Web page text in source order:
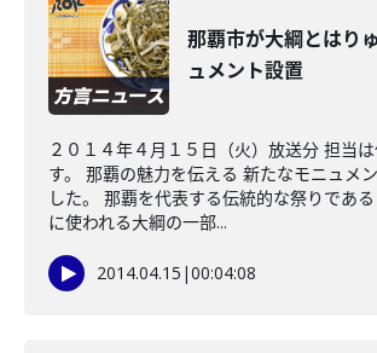
那覇市が大綱とはり
ュメント設置
２０１４年４月１５日（火）放送分 担当
す。 那覇の魅力を伝える 新たなモニュメ
した。 那覇を代表する伝統的な祭りであ
に使われる大綱の一部...
2014.04.15 |00:04:08